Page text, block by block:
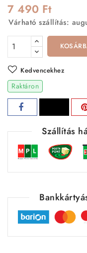
7 490 Ft
Várható szállítás:
Kedvencekhez
Raktáron
Szállítás